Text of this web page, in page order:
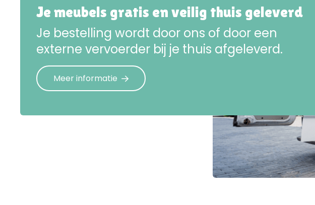
Je meubels gratis en veilig thuis geleverd
Je bestelling wordt door ons of door een
externe vervoerder bij je thuis afgeleverd.
Meer informatie